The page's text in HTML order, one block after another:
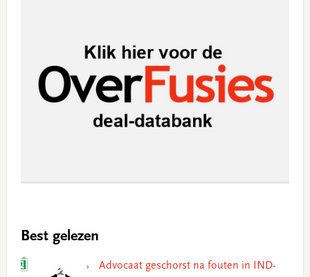
Best gelezen
Advocaat geschorst na fouten in IND-